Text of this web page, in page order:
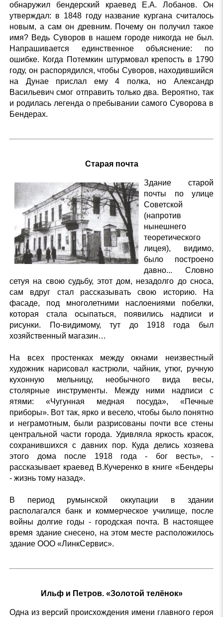
обнаружил бендерский краевед Е.А. Лобанов. Он
утверждал: в 1848 году название кургана считалось
новым, а сам он древним. Почему он получил такое
имя? Ведь Суворов в нашем городе никогда не был.
Напрашивается единственное объяснение: по
ошибке. Когда Потемкин штурмовал крепость в 1790
году, он распорядился, чтобы Суворов, находившийся
на Дунае прислал ему 4 полка, но Александр
Васильевич смог отправить только два. Вероятно, так
и родилась легенда о пребывании самого Суворова в
Бендерах.
Старая почта
Здание старой
почты по улице
Советской
(напротив
нынешнего
теоретического
лицея), видимо,
было построено
давно... Словно
сетуя на свою судьбу, этот дом, незадолго до сноса,
сам вдруг стал рассказывать свою историю. На
фасаде, под многолетними наслоениями побелки,
которая стала осыпаться, появились надписи и
рисунки. По-видимому, тут до 1918 года был
хозяйственный магазин…
На всех простенках между окнами неизвестный
художник нарисовал кастрюли, чайник, утюг, ручную
кухонную мельницу, необычного вида весы,
столярные инструменты. Между ними надписи с
ятями: «Чугунная медная посуда», «Печные
приборы». Вот так, ярко и весело, чтобы было понятно
и неграмотным, были разрисованы почти все стены
центральной части города. Удивляла яркость красок,
сохранившихся с давних пор. Куда делись хозяева
этого дома после 1918 года - бог весть», -
рассказывает краевед В.Кучеренко в книге «Бендеры
- жизнь тому назад».
В период румынской оккупации в здании
располагался банк и коммерческое училище, после
войны долгие годы - городская почта. В настоящее
время здание снесено, на этом месте расположилось
здание ООО «ЛинкСервис».
Ильф и Петров. «Золотой телёнок»
Одна из версий происхождения имени главного героя